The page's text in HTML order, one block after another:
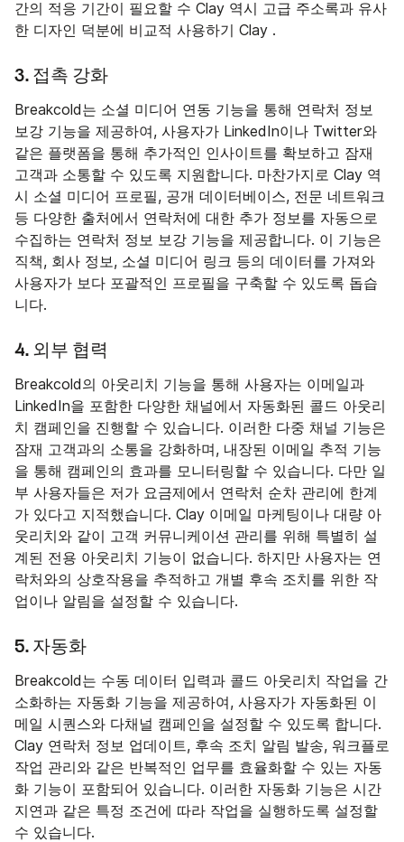
간의 적응 기간이 필요할 수 Clay 역시 고급 주소록과 유사
한 디자인 덕분에 비교적 사용하기 Clay .
3. 접촉 강화
Breakcold는 소셜 미디어 연동 기능을 통해 연락처 정보
보강 기능을 제공하여, 사용자가 LinkedIn이나 Twitter와
같은 플랫폼을 통해 추가적인 인사이트를 확보하고 잠재
고객과 소통할 수 있도록 지원합니다. 마찬가지로 Clay 역
시 소셜 미디어 프로필, 공개 데이터베이스, 전문 네트워크
등 다양한 출처에서 연락처에 대한 추가 정보를 자동으로
수집하는 연락처 정보 보강 기능을 제공합니다. 이 기능은
직책, 회사 정보, 소셜 미디어 링크 등의 데이터를 가져와
사용자가 보다 포괄적인 프로필을 구축할 수 있도록 돕습
니다.
4. 외부 협력
Breakcold의 아웃리치 기능을 통해 사용자는 이메일과
LinkedIn을 포함한 다양한 채널에서 자동화된 콜드 아웃리
치 캠페인을 진행할 수 있습니다. 이러한 다중 채널 기능은
잠재 고객과의 소통을 강화하며, 내장된 이메일 추적 기능
을 통해 캠페인의 효과를 모니터링할 수 있습니다. 다만 일
부 사용자들은 저가 요금제에서 연락처 순차 관리에 한계
가 있다고 지적했습니다. Clay 이메일 마케팅이나 대량 아
웃리치와 같이 고객 커뮤니케이션 관리를 위해 특별히 설
계된 전용 아웃리치 기능이 없습니다. 하지만 사용자는 연
락처와의 상호작용을 추적하고 개별 후속 조치를 위한 작
업이나 알림을 설정할 수 있습니다.
5. 자동화
Breakcold는 수동 데이터 입력과 콜드 아웃리치 작업을 간
소화하는 자동화 기능을 제공하여, 사용자가 자동화된 이
메일 시퀀스와 다채널 캠페인을 설정할 수 있도록 합니다.
Clay 연락처 정보 업데이트, 후속 조치 알림 발송, 워크플로
작업 관리와 같은 반복적인 업무를 효율화할 수 있는 자동
화 기능이 포함되어 있습니다. 이러한 자동화 기능은 시간
지연과 같은 특정 조건에 따라 작업을 실행하도록 설정할
수 있습니다.